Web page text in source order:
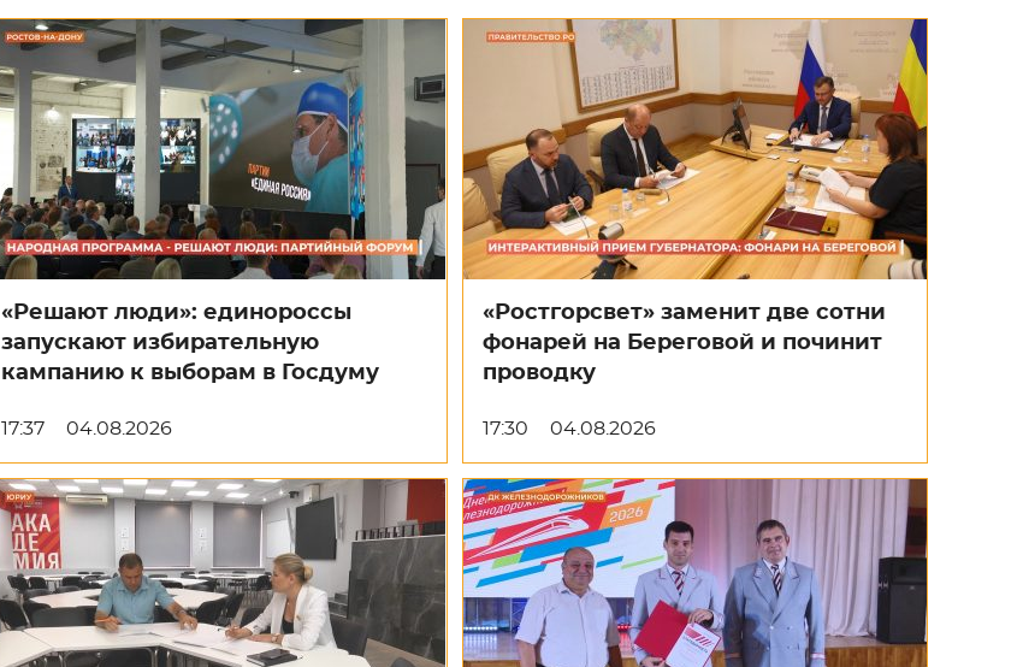
«Решают люди»: единороссы
запускают избирательную
кампанию к выборам в Госдуму
17:37 04.08.2026
«Ростгорсвет» заменит две сотни
фонарей на Береговой и починит
проводку
17:30 04.08.2026